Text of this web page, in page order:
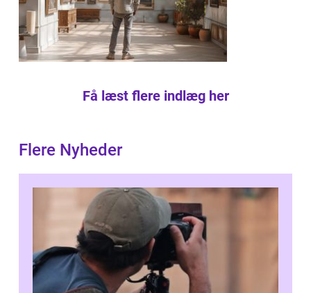
Få læst flere indlæg her
Flere Nyheder